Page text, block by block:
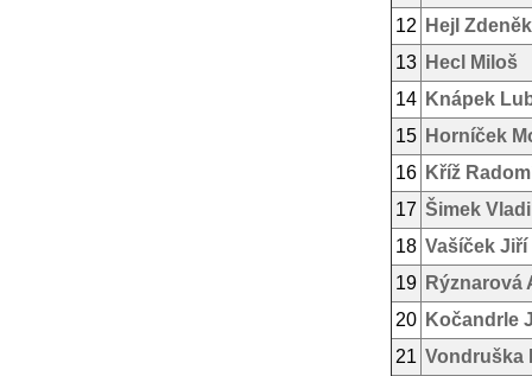
12
Hejl Zdeněk
13 Hecl Miloš
14 Knápek
15 Horníček
16 Kříž
17 Šimek
18 Vašíček Jiří
19 Rýznarová
20 Kočandrle
21 Vondruška